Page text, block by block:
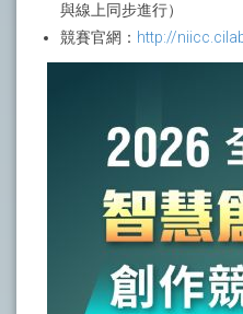
與線上同步進行）
競賽官網： http://